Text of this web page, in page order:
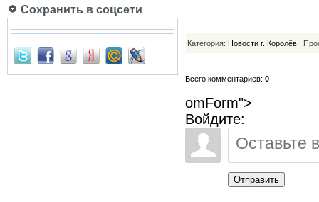
Сохранить в соцсети
Категория: Новости г. Королёв |
Всего комментариев: 0
omForm">
Войдите:
Отправить